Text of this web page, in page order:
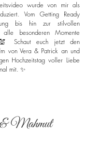
wurde von mir als
Vom Getting Ready
bis hin zur stilvollen
alle besonderen Momente
💒 Schaut euch jetzt den
von Vera & Patrick an und
Hochzeitstag voller Liebe
mit. ✨
Mahmut